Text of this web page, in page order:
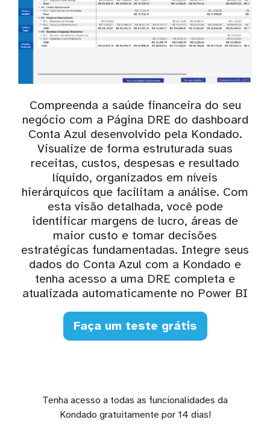
Compreenda a saúde financeira do seu
negócio com a Página DRE do dashboard
Conta Azul desenvolvido pela Kondado.
Visualize de forma estruturada suas
receitas, custos, despesas e resultado
líquido, organizados em níveis
hierárquicos que facilitam a análise. Com
esta visão detalhada, você pode
identificar margens de lucro, áreas de
maior custo e tomar decisões
estratégicas fundamentadas. Integre seus
dados do Conta Azul com a Kondado e
tenha acesso a uma DRE completa e
atualizada automaticamente no Power BI
Faça um teste grátis
Tenha acesso a todas as funcionalidades da
Kondado gratuitamente por 14 dias!